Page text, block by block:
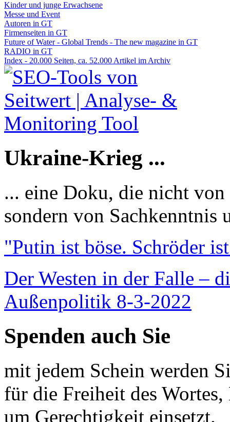
Kinder und junge Erwachsene
Messe und Event
Autoren in GT
Firmenseiten in GT
Future of Water - Global Trends - The new magazine in GT
RADIO in GT
Index - 20.000 Seiten, ca. 52.000 Artikel im Archiv
Ukraine-Krieg ...
... eine Doku, die nicht
sondern von Sachkenntnis
"Putin ist böse. Schröder
Der Westen in der Falle –
Außenpolitik 8-3-2022
Spenden auch Sie
mit jedem Schein werden
für die Freiheit des
um Gerechtigkeit einsetzt.